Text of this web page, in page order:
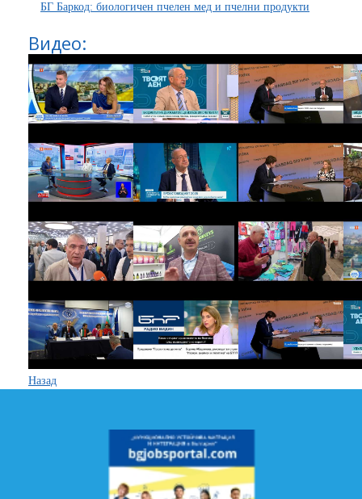
БГ Баркод: биологичен пчелен мед и пчелни продукти
Видео:
Назад